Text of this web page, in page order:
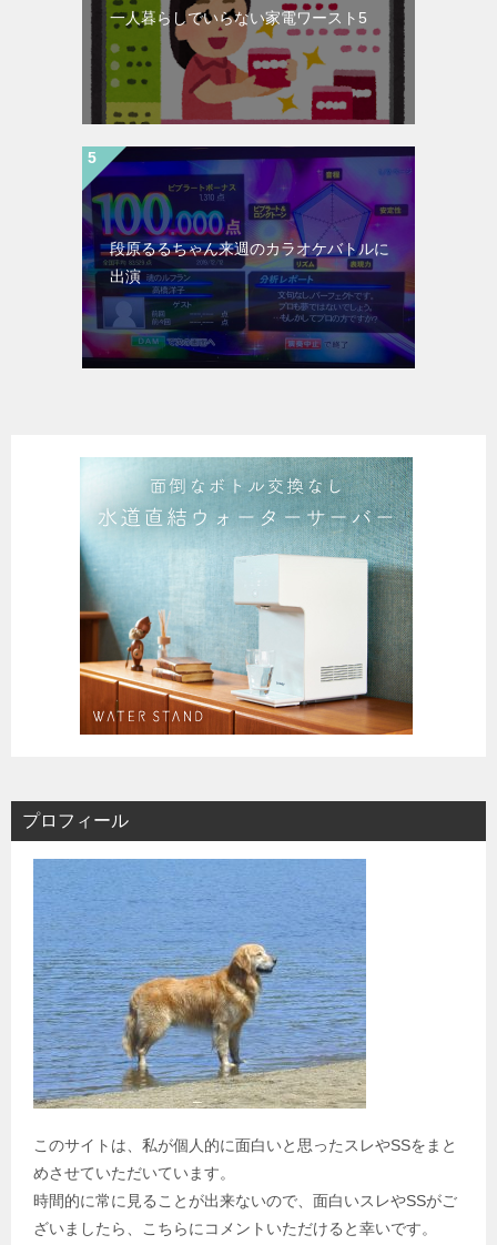
一人暮らしでいらない家電ワースト5
段原るるちゃん来週のカラオケバトルに
出演
プロフィール
このサイトは、私が個人的に面白いと思ったスレやSSをまと
めさせていただいています。
時間的に常に見ることが出来ないので、面白いスレやSSがご
ざいましたら、こちらにコメントいただけると幸いです。